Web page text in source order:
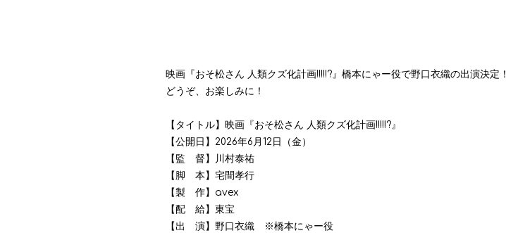
映画『おそ松さん 人類クズ化計画!!!!!?』橋本にゃー役で野口衣織の出演決定！
どうぞ、お楽しみに！
【タイトル】映画『おそ松さん 人類クズ化計画!!!!!?』
【公開日】2026年6月12日（金）
【監 督】川村泰祐
【脚 本】宅間孝行
【製 作】avex
【配 給】東宝
【出 演】野口衣織 ※橋本にゃー役